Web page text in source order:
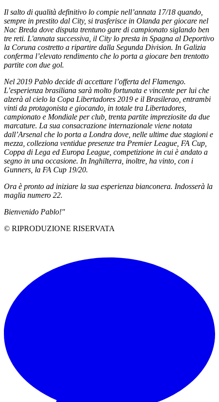
Il salto di qualità definitivo lo compie nell’annata 17/18 quando,
sempre in prestito dal City, si trasferisce in Olanda per giocare nel
Nac Breda dove disputa trentuno gare di campionato siglando ben
tre reti. L'annata successiva, il City lo presta in Spagna al Deportivo
la Coruna costretto a ripartire dalla Segunda Division. In Galizia
conferma l’elevato rendimento che lo porta a giocare ben trentotto
partite con due gol.
Nel 2019 Pablo decide di accettare l’offerta del Flamengo.
L’esperienza brasiliana sarà molto fortunata e vincente per lui che
alzerà al cielo la Copa Libertadores 2019 e il Brasilerao, entrambi
vinti da protagonista e giocando, in totale tra Libertadores,
campionato e Mondiale per club, trenta partite impreziosite da due
marcature. La sua consacrazione internazionale viene notata
dall’Arsenal che lo porta a Londra dove, nelle ultime due stagioni e
mezza, colleziona ventidue presenze tra Premier League, FA Cup,
Coppa di Lega ed Europa League, competizione in cui è andato a
segno in una occasione. In Inghilterra, inoltre, ha vinto, con i
Gunners, la FA Cup 19/20.
Ora è pronto ad iniziare la sua esperienza bianconera. Indosserà la
maglia numero 22.
Bienvenido Pablo!"
© RIPRODUZIONE RISERVATA